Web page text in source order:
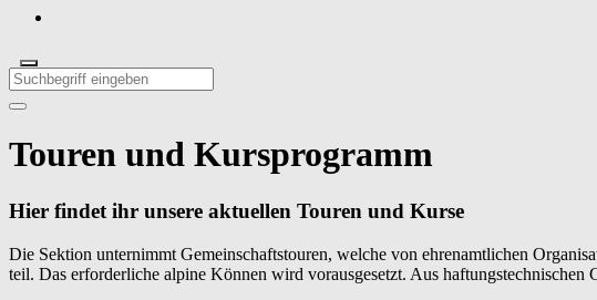
Touren und Kursprogramm
Hier findet ihr unsere aktuellen Touren und Kurse
Die Sektion unternimmt Gemeinschaftstouren, welche von ehrenamtlichen
teil. Das erforderliche alpine Können wird vorausgesetzt. Aus